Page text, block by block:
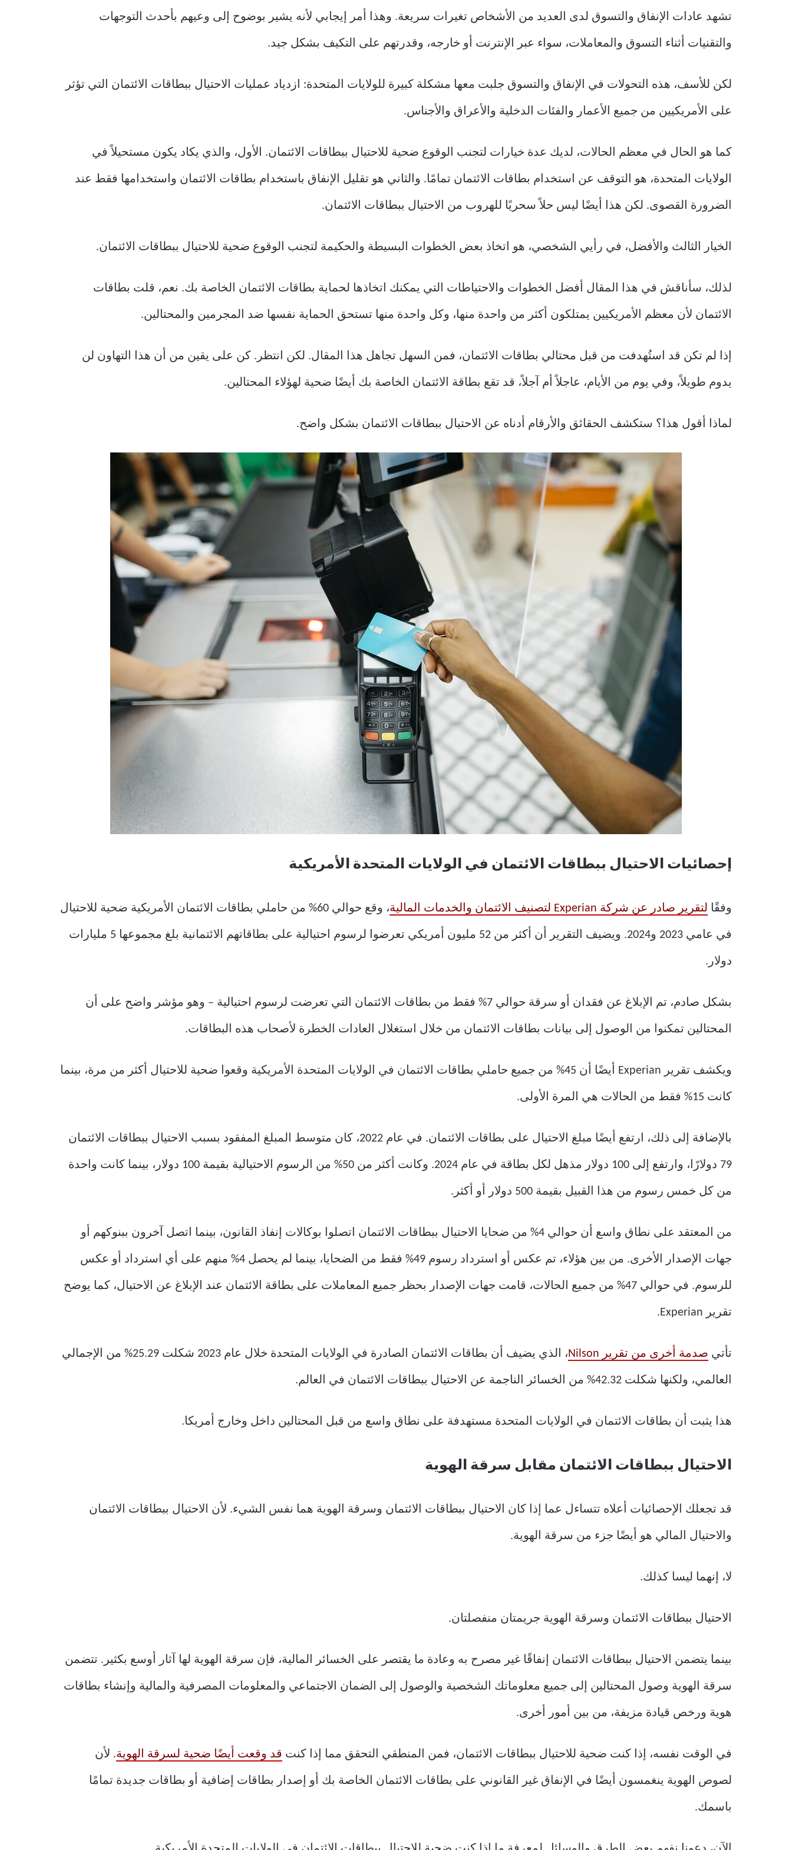
تشهد عادات الإنفاق والتسوق لدى العديد من الأشخاص تغيرات سريعة. وهذا أمر إيجابي لأنه يشير بوضوح إلى وعيهم بأحدث التوجهات
والتقنيات أثناء التسوق والمعاملات، سواء عبر الإنترنت أو خارجه، وقدرتهم على التكيف بشكل جيد.
لكن للأسف، هذه التحولات في الإنفاق والتسوق جلبت معها مشكلة كبيرة للولايات المتحدة: ازدياد عمليات الاحتيال ببطاقات الائتمان التي تؤثر
على الأمريكيين من جميع الأعمار والفئات الدخلية والأعراق والأجناس.
كما هو الحال في معظم الحالات، لديك عدة خيارات لتجنب الوقوع ضحية للاحتيال ببطاقات الائتمان. الأول، والذي يكاد يكون مستحيلاً في
الولايات المتحدة، هو التوقف عن استخدام بطاقات الائتمان تمامًا. والثاني هو تقليل الإنفاق باستخدام بطاقات الائتمان واستخدامها فقط عند
الضرورة القصوى. لكن هذا أيضًا ليس حلاً سحريًا للهروب من الاحتيال ببطاقات الائتمان.
الخيار الثالث والأفضل، في رأيي الشخصي، هو اتخاذ بعض الخطوات البسيطة والحكيمة لتجنب الوقوع ضحية للاحتيال ببطاقات الائتمان.
لذلك، سأناقش في هذا المقال أفضل الخطوات والاحتياطات التي يمكنك اتخاذها لحماية بطاقات الائتمان الخاصة بك. نعم، قلت بطاقات
الائتمان لأن معظم الأمريكيين يمتلكون أكثر من واحدة منها، وكل واحدة منها تستحق الحماية نفسها ضد المجرمين والمحتالين.
إذا لم تكن قد استُهدفت من قبل محتالي بطاقات الائتمان، فمن السهل تجاهل هذا المقال. لكن انتظر. كن على يقين من أن هذا التهاون لن
يدوم طويلاً، وفي يوم من الأيام، عاجلاً أم آجلاً، قد تقع بطاقة الائتمان الخاصة بك أيضًا ضحية لهؤلاء المحتالين.
لماذا أقول هذا؟ ستكشف الحقائق والأرقام أدناه عن الاحتيال ببطاقات الائتمان بشكل واضح.
إحصائيات الاحتيال ببطاقات الائتمان في الولايات المتحدة الأمريكية
وفقًا لتقرير صادر عن شركة Experian لتصنيف الائتمان والخدمات المالية ، وقع حوالي 60% من حاملي بطاقات الائتمان الأمريكية ضحية للاحتيال
في عامي 2023 و2024. ويضيف التقرير أن أكثر من 52 مليون أمريكي تعرضوا لرسوم احتيالية على بطاقاتهم الائتمانية بلغ مجموعها 5 مليارات
دولار.
بشكل صادم، تم الإبلاغ عن فقدان أو سرقة حوالي 7% فقط من بطاقات الائتمان التي تعرضت لرسوم احتيالية – وهو مؤشر واضح على أن
المحتالين تمكنوا من الوصول إلى بيانات بطاقات الائتمان من خلال استغلال العادات الخطرة لأصحاب هذه البطاقات.
ويكشف تقرير Experian أيضًا أن 45% من جميع حاملي بطاقات الائتمان في الولايات المتحدة الأمريكية وقعوا ضحية للاحتيال أكثر من مرة، بينما
كانت 15% فقط من الحالات هي المرة الأولى.
بالإضافة إلى ذلك، ارتفع أيضًا مبلغ الاحتيال على بطاقات الائتمان. في عام 2022، كان متوسط ​​المبلغ المفقود بسبب الاحتيال ببطاقات الائتمان
79 دولارًا، وارتفع إلى 100 دولار مذهل لكل بطاقة في عام 2024. وكانت أكثر من 50% من الرسوم الاحتيالية بقيمة 100 دولار، بينما كانت واحدة
من كل خمس رسوم من هذا القبيل بقيمة 500 دولار أو أكثر.
من المعتقد على نطاق واسع أن حوالي 4% من ضحايا الاحتيال ببطاقات الائتمان اتصلوا بوكالات إنفاذ القانون، بينما اتصل آخرون ببنوكهم أو
جهات الإصدار الأخرى. من بين هؤلاء، تم عكس أو استرداد رسوم 49% فقط من الضحايا، بينما لم يحصل 4% منهم على أي استرداد أو عكس
للرسوم. في حوالي 47% من جميع الحالات، قامت جهات الإصدار بحظر جميع المعاملات على بطاقة الائتمان عند الإبلاغ عن الاحتيال، كما يوضح
تقرير Experian.
تأتي صدمة أخرى من تقرير Nilson ، الذي يضيف أن بطاقات الائتمان الصادرة في الولايات المتحدة خلال عام 2023 شكلت 25.29% من الإجمالي
العالمي، ولكنها شكلت 42.32% من الخسائر الناجمة عن الاحتيال ببطاقات الائتمان في العالم.
هذا يثبت أن بطاقات الائتمان في الولايات المتحدة مستهدفة على نطاق واسع من قبل المحتالين داخل وخارج أمريكا.
الاحتيال ببطاقات الائتمان مقابل سرقة الهوية
قد تجعلك الإحصائيات أعلاه تتساءل عما إذا كان الاحتيال ببطاقات الائتمان وسرقة الهوية هما نفس الشيء. لأن الاحتيال ببطاقات الائتمان
والاحتيال المالي هو أيضًا جزء من سرقة الهوية.
لا، إنهما ليسا كذلك.
الاحتيال ببطاقات الائتمان وسرقة الهوية جريمتان منفصلتان.
بينما يتضمن الاحتيال ببطاقات الائتمان إنفاقًا غير مصرح به وعادة ما يقتصر على الخسائر المالية، فإن سرقة الهوية لها آثار أوسع بكثير. تتضمن
سرقة الهوية وصول المحتالين إلى جميع معلوماتك الشخصية والوصول إلى الضمان الاجتماعي والمعلومات المصرفية والمالية وإنشاء بطاقات
هوية ورخص قيادة مزيفة، من بين أمور أخرى.
في الوقت نفسه، إذا كنت ضحية للاحتيال ببطاقات الائتمان، فمن المنطقي التحقق مما إذا كنت قد وقعت أيضًا ضحية لسرقة الهوية. لأن
لصوص الهوية ينغمسون أيضًا في الإنفاق غير القانوني على بطاقات الائتمان الخاصة بك أو إصدار بطاقات إضافية أو بطاقات جديدة تمامًا
باسمك.